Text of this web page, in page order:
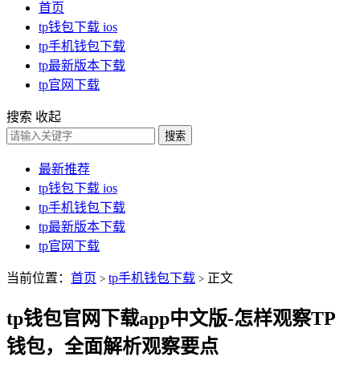
首页
tp钱包下载 ios
tp手机钱包下载
tp最新版本下载
tp官网下载
搜索 收起
搜索
最新推荐
tp钱包下载 ios
tp手机钱包下载
tp最新版本下载
tp官网下载
当前位置： 首页 > tp手机钱包下载 > 正文
tp钱包官网下载app中文版-怎样观察TP
钱包，全面解析观察要点